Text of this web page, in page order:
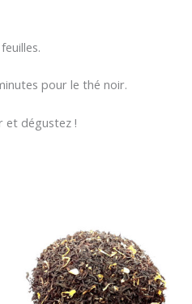
pour le thé noir.
et dégustez !
de
prix :
0,60 €
à
49,00 €